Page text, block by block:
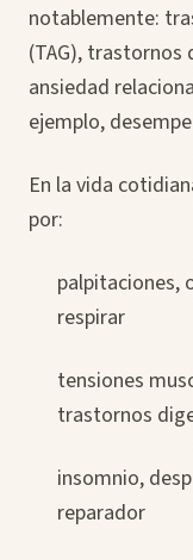
notablemente:
(TAG), trastornos
ansiedad
ejemplo,
En la vida
por:
palpitaciones,
respirar
tensiones
trastornos
insomnio,
reparador